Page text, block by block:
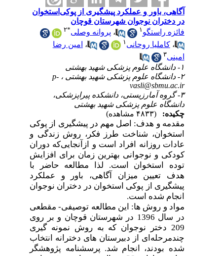
آگاهی، باور و عملکرد پیشگیری از پوکی‌استخوان
در دختران نوجوان شهرستان قوچان
فائزه راستگو۱ ،پروانه وصلی ۲
،کاملیا روحانی ،امین رضا
امینی
p-
vasli@sbmu.ac.ir
۳- گروه آمارزیستی، دانشکده پیراپزشکی،
دانشگاه علوم پزشکی شهید بهشتی
چکیده:
مقدمه و هدف: اصل مهم در پیشگیری از پوکی
استخوان، شناخت طرز فکر، روش زندگی و
عادات روزانه افراد است و ازآنجایی‌که دوران
کودکی و نوجوانی بهترین زمان برای افزایش
توده استخوان است. لذا مطالعه حاضر با
هدف تعیین میزان آگاهی، باور و عملکرد
پیشگیری از پوکی استخوان در دختران نوجوان
انجام شده است.
مواد و روش ها: این مطالعه توصیفی- مقطعی
در سال 1396 در شهرستان قوچان و بر روی
209 دختر نوجوان که به روش نمونه گیری
چندمرحله‌ای از دبیرستان های دخترانه انتخاب
شده بودند، انجام شد. پرسشنامه پژوهشگر